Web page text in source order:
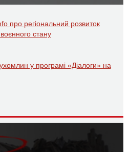
про регіональний розвиток
стану
у програмі «Діалоги» на